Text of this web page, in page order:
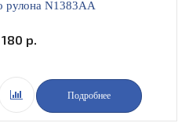
рулона N1383AA
р.
Подробнее